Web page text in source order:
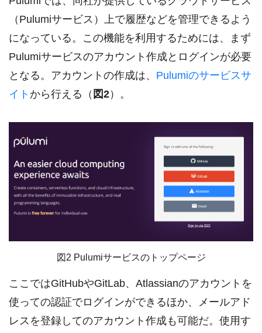
（Pulumiサービス）上で履歴などを管理できるよう
になっている。この機能を利用するためには、まず
Pulumiサービスのアカウント作成とログインが必要
となる。アカウントの作成は、 Pulumiのサービスサ
イト から行える（ 図2）。
図2 Pulumiサービスのトップページ
ここではGitHubやGitLab、Atlassianのアカウントを
使っての認証でログインができるほか、メールアド
レスを登録してのアカウント作成も可能だ。使用す